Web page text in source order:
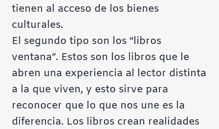
tienen al acceso de los bienes
culturales.
El segundo tipo son los “libros
ventana”. Estos son los libros que le
abren una experiencia al lector distinta
a la que viven, y esto sirve para
reconocer que lo que nos une es la
diferencia. Los libros crean realidades